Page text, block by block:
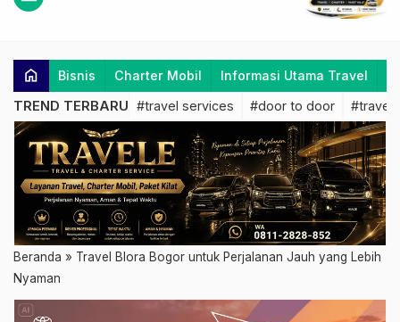
home Bisnis Charter Mobil Informasi Utama Travel
TREND TERBARU #travel services #door to door #travel
Beranda » Travel Blora Bogor untuk Perjalanan Jauh yang Lebih
Nyaman